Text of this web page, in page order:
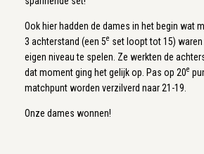
Ook hier hadden de dames in het begin wat
3 achterstand (een 5e set loopt tot 15)
eigen niveau te spelen. Ze werkten de
dat moment ging het gelijk op. Pas op 20e
matchpunt worden verzilverd naar 21-19.
Onze dames wonnen!